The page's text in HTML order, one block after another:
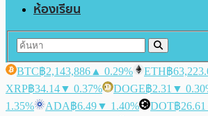
ห้องเรียน
BTC฿2,143,886 ▲ 0.29% ETH฿
XRP฿34.14▼ 0.37% DOGE฿2.31 ▼
1.35%
ADA฿6.49▼ 1.40% DOT฿26.61